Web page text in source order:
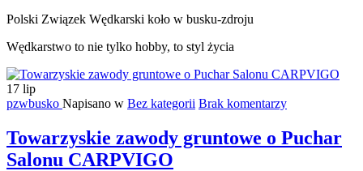
Polski Związek Wędkarski koło w busku-zdroju
Wędkarstwo to nie tylko hobby, to styl życia
17 lip
pzwbusko Napisano w Bez kategorii Brak komentarzy
Towarzyskie zawody gruntowe o Puchar
Salonu CARPVIGO